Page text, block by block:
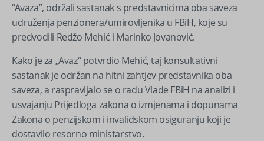
“Avaza”, održali sastanak s predstavnicima oba saveza
udruženja penzionera/umirovljenika u FBiH, koje su
predvodili Redžo Mehić i Marinko Jovanović.
Kako je za „Avaz“ potvrdio Mehić, taj konsultativni
sastanak je održan na hitni zahtjev predstavnika oba
saveza, a raspravljalo se o radu Vlade FBiH na analizi i
usvajanju Prijedloga zakona o izmjenama i dopunama
Zakona o penzijskom i invalidskom osiguranju koji je
dostavilo resorno ministarstvo.